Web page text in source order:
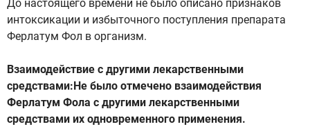
До настоящего времени не было описано признаков
интоксикации и избыточного поступления препарата
Ферлатум Фол в организм.
Взаимодействие с другими лекарственными
средствами:Не было отмечено взаимодействия
Ферлатум Фола с другими лекарственными
средствами их одновременного применения.